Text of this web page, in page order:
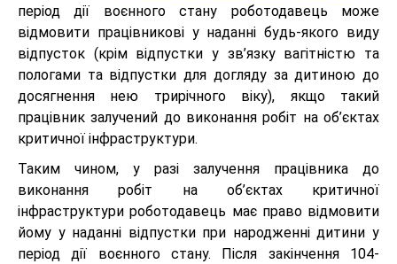
період дії воєнного стану роботодавець може
відмовити працівникові у наданні будь-якого виду
відпусток (крім відпустки у зв’язку вагітністю та
пологами та відпустки для догляду за дитиною до
досягнення нею трирічного віку), якщо такий
працівник залучений до виконання робіт на об’єктах
критичної інфраструктури.
Таким чином, у разі залучення працівника до
виконання робіт на об’єктах критичної
інфраструктури роботодавець має право відмовити
йому у наданні відпустки при народженні дитини у
період дії воєнного стану. Після закінчення 104-